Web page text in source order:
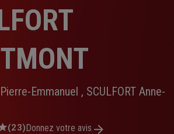
Emmanuel , SCULFORT Anne-
(23)Donnez votre avis